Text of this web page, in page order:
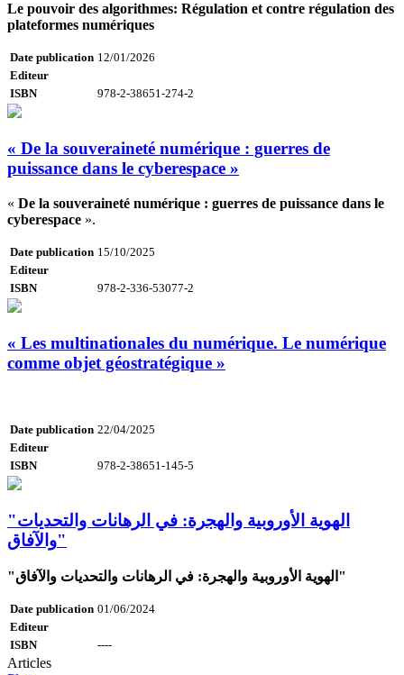
Le pouvoir des algorithmes: Régulation et contre régulation des
plateformes numériques
Date publication 12/01/2026
Editeur
ISBN
978-2-38651-274-2
« De la souveraineté numérique : guerres de
puissance dans le cyberespace »
« De la souveraineté numérique : guerres de puissance dans le
cyberespace ».
Date publication 15/10/2025
Editeur
ISBN
978-2-336-53077-2
« Les multinationales du numérique. Le numérique
comme objet géostratégique »
Date publication 22/04/2025
Editeur
ISBN
978-2-38651-145-5
"الهوية الأوروبية والهجرة: في الرهانات والتحديات
والآفاق"
"الهوية الأوروبية والهجرة: في الرهانات والتحديات والآفاق"
Date publication 01/06/2024
Editeur
ISBN
----
Articles